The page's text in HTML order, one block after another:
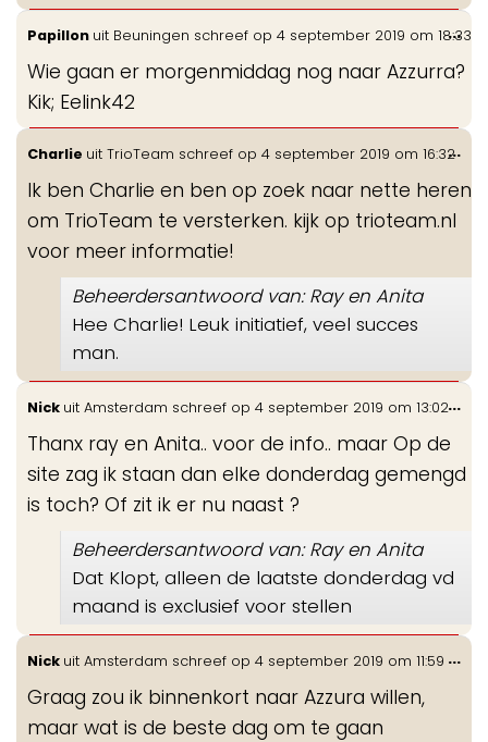
Papillon uit Beuningen schreef op 4 september 2019 om 18:33
Wie gaan er morgenmiddag nog naar Azzurra?
Kik; Eelink42
...
Charlie uit TrioTeam schreef op 4 september 2019 om 16:32
Ik ben Charlie en ben op zoek naar nette heren
om TrioTeam te versterken. kijk op trioteam.nl
voor meer informatie!
Beheerdersantwoord van: Ray en Anita
Hee Charlie! Leuk initiatief, veel succes
man.
...
Nick uit Amsterdam schreef op 4 september 2019 om 13:02
Thanx ray en Anita.. voor de info.. maar Op de
site zag ik staan dan elke donderdag gemengd
is toch? Of zit ik er nu naast ?
Beheerdersantwoord van: Ray en Anita
Dat Klopt, alleen de laatste donderdag vd
maand is exclusief voor stellen
...
Nick uit Amsterdam schreef op 4 september 2019 om 11:59
Graag zou ik binnenkort naar Azzura willen,
maar wat is de beste dag om te gaan
...